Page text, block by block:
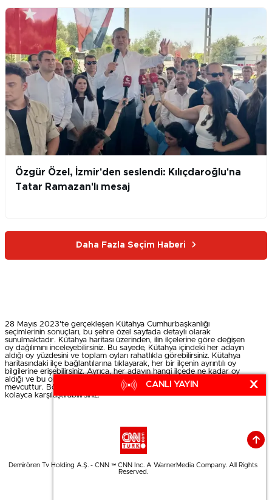
Özgür Özel, İzmir'den seslendi: Kılıçdaroğlu'na
Tatar Ramazan'lı mesaj
Daha Fazla Seçim Haberi
28 Mayıs 2023'te gerçekleşen Kütahya Cumhurbaşkanlığı
seçimlerinin sonuçları, bu şehre özel sayfada detaylı olarak
sunulmaktadır. Kütahya haritası üzerinden, ilin ilçelerine göre değişen
oy dağılımını inceleyebilirsiniz. Bu sayede, Kütahya içindeki her adayın
aldığı oy yüzdesini ve toplam oyları rahatlıkla görebilirsiniz. Kütahya
haritasındaki ilçe bağlantılarına tıklayarak, her bir ilçenin ayrıntılı oy
bilgilerine erişebilirsiniz. Ayrıca, her adayın hangi ilçede ne kadar oy
aldığı ve bu oranların 1. tur sonuçlarıyla karşılaştırmaları da
mevcuttur. Böylece ilk ve ikinci tur oy oranları arasındaki farkları
kolayca karşılaştırabilirsiniz.
Demirören Tv Holding A.Ş. - CNN ™ CNN Inc. A WarnerMedia Company. All Rights
Reserved.
CANLI YAYIN X